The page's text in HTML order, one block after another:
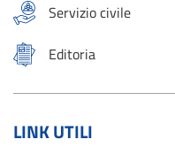
Servizio civile
Editoria
LINK UTILI